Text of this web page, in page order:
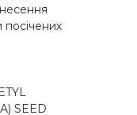
посічених
SEED